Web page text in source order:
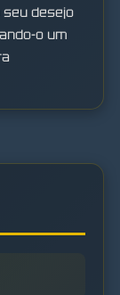
desejo
o um